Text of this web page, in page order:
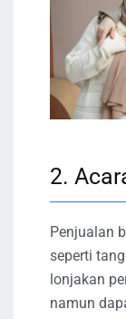
2.
Penjualan
seperti
lonjakan
namun